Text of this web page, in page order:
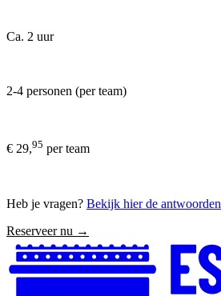
Ca. 2 uur
2-4 personen (per team)
€ 29,95 per team
Heb je vragen? Bekijk hier de antwoorden
Reserveer nu →